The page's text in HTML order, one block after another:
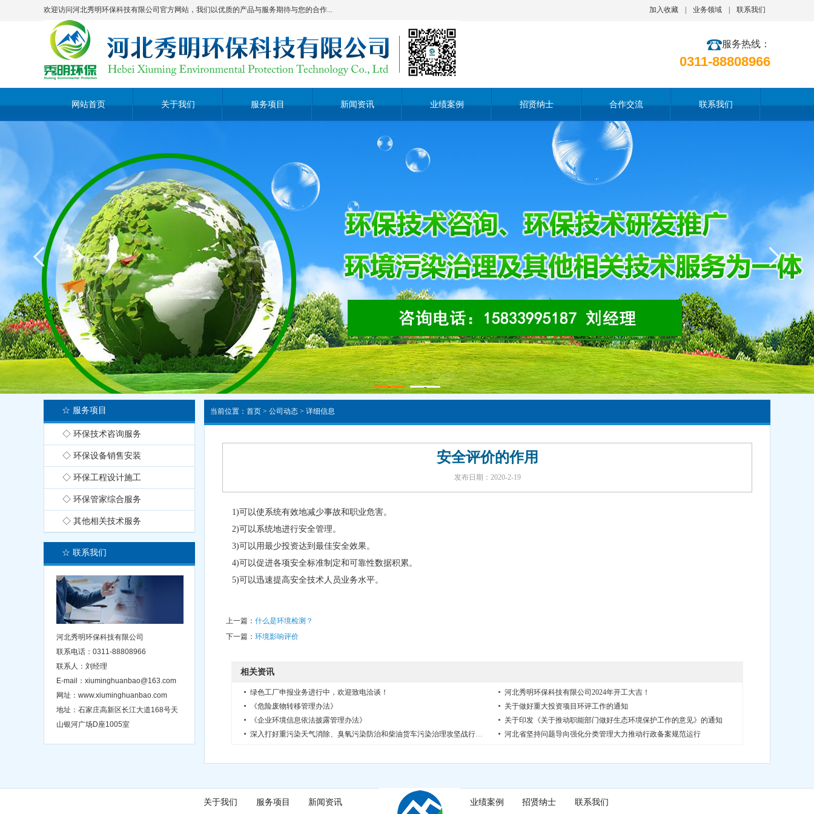
加入收藏 业务领域 联系我们
欢迎访问河北秀明环保科技有限公司官方网站，我们以优质的产品与服务期待与您的合作...
服务热线：
0311-88808966
网站首页 关于我们 服务项目 新闻资讯 业绩案例 招贤纳士 合作交流 联系我们
1 2
当前位置： 首页 > 公司动态 > 详细信息
安全评价的作用
发布日期：2020-2-19
1)可以使系统有效地减少事故和职业危害。
2)可以系统地进行安全管理。
3)可以用最少投资达到最佳安全效果。
4)可以促进各项安全标准制定和可靠性数据积累。
5)可以迅速提高安全技术人员业务水平。
上一篇： 什么是环境检测？
下一篇： 环境影响评价
相关资讯
绿色工厂申报业务进行中，欢迎致电洽谈！
河北秀明环保科技有限公司2024年开工大吉！
《危险废物转移管理办法》
关于做好重大投资项目环评工作的通知
《企业环境信息依法披露管理办法》
关于印发《关于推动职能部门做好生态环境保护工作的意见》的通知
深入打好重污染天气消除、臭氧污染防治和柴油货车污染治理攻坚战行动方案
河北省坚持问题导向强化分类管理大力推动行政备案规范运行
☆ 服务项目
◇ 环保技术咨询服务
◇ 环保设备销售安装
◇ 环保工程设计施工
◇ 环保管家综合服务
◇ 其他相关技术服务
☆ 联系我们
河北秀明环保科技有限公司
联系电话：0311-88808966
联系人：刘经理
E-mail：xiuminghuanbao@163.com
网址：www.xiuminghuanbao.com
地址：石家庄高新区长江大道168号天
山银河广场D座1005室
关于我们 服务项目 新闻资讯 业绩案例 招贤纳士 联系我们